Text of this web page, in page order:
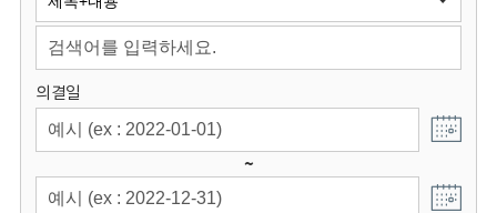
회
의결일
~